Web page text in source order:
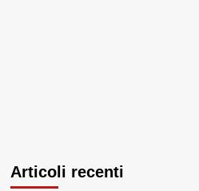
Articoli recenti